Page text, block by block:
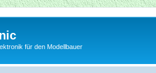
für den Modellbauer